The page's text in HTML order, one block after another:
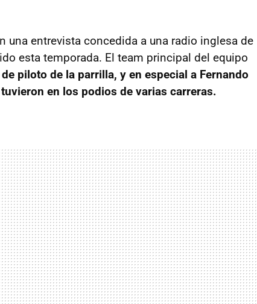
una entrevista concedida a una radio inglesa de
esta temporada. El team principal del equipo
piloto de la parrilla, y en especial a Fernando
en los podios de varias carreras.